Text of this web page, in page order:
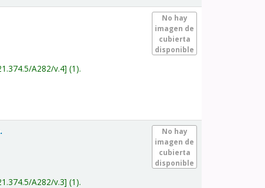
No hay
imagen de
cubierta
disponible
A282/v.4 (1).
No hay
imagen de
cubierta
disponible
A282/v.3 (1).